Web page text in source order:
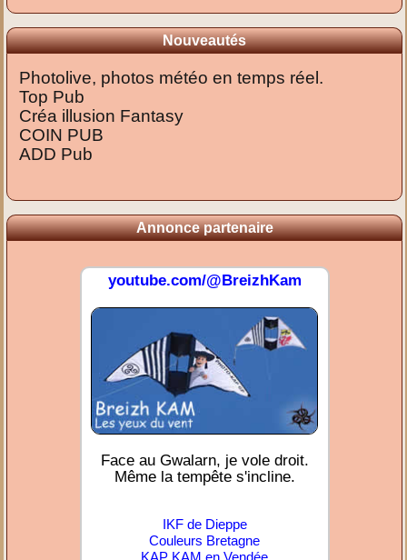
Nouveautés
Photolive, photos météo en temps réel.
Top Pub
Créa illusion Fantasy
COIN PUB
ADD Pub
Annonce partenaire
youtube.com/@BreizhKam
Face au Gwalarn, je vole droit.
Même la tempête s'incline.
IKF de Dieppe
Couleurs Bretagne